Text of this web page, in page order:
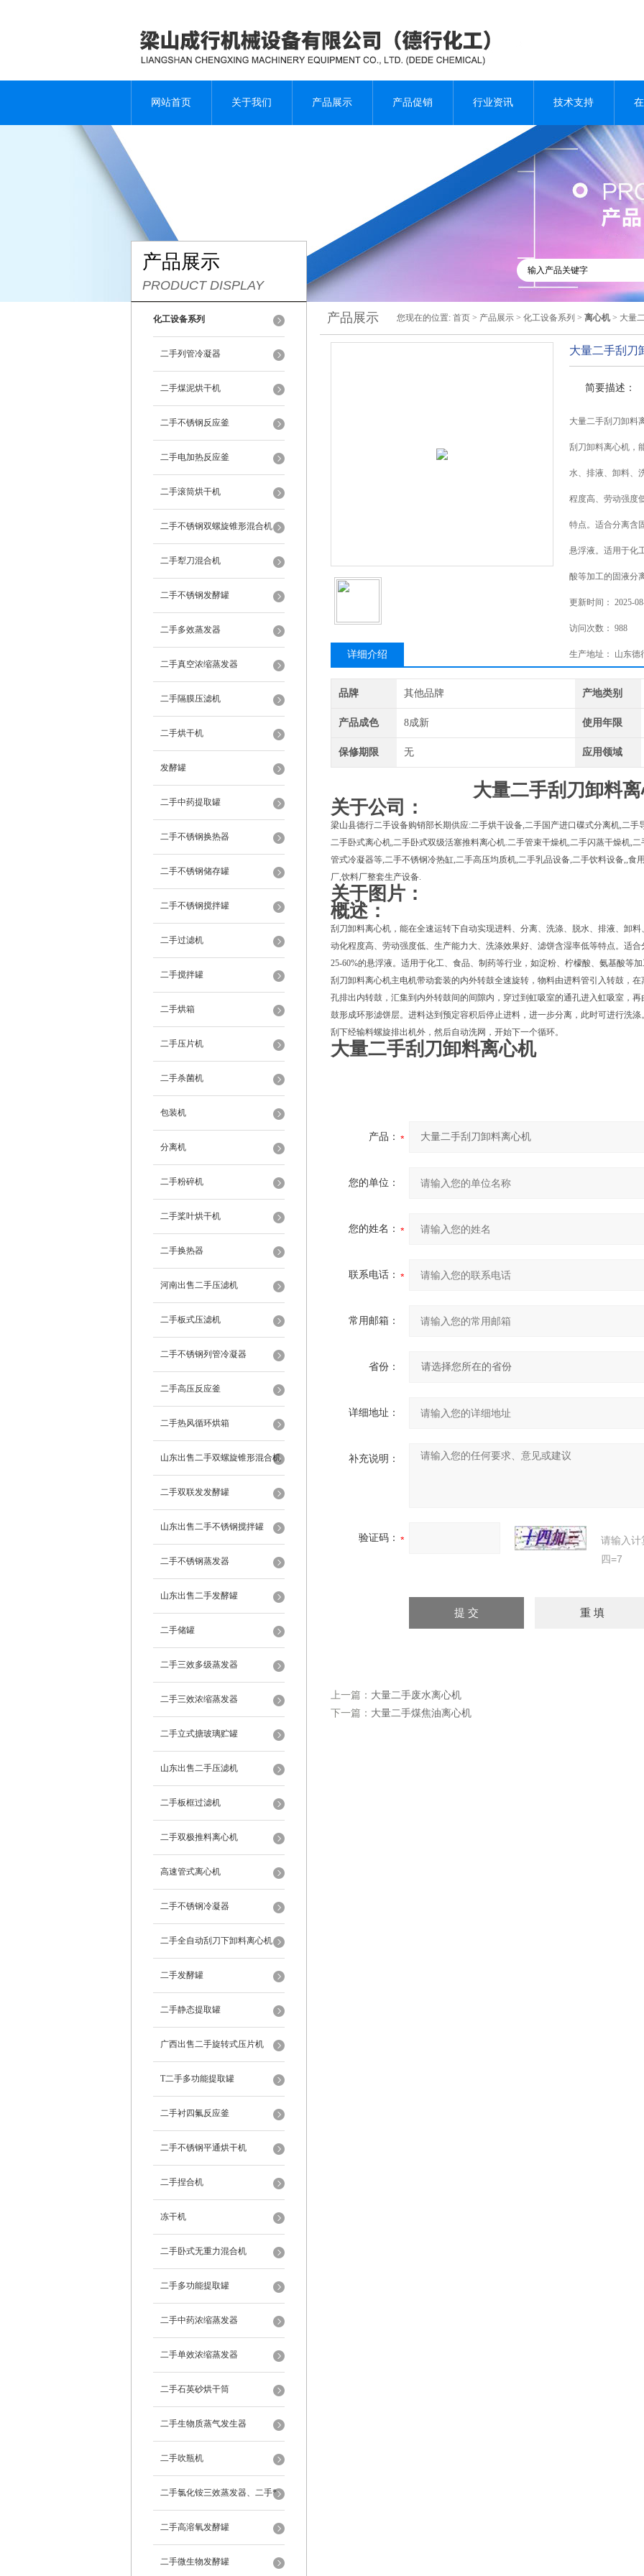
网站首页 关于我们 产品展示 产品促销 行业资讯 技术支持
产品展示
PRODUCT DISPLAY
化工设备系列
二手列管冷凝器
二手煤泥烘干机
二手不锈钢反应釜
二手电加热反应釜
二手滚筒烘干机
二手不锈钢双螺旋锥形混合机
二手犁刀混合机
二手不锈钢发酵罐
二手多效蒸发器
二手真空浓缩蒸发器
二手隔膜压滤机
二手烘干机
发酵罐
二手中药提取罐
二手不锈钢换热器
二手不锈钢储存罐
二手不锈钢搅拌罐
二手过滤机
二手搅拌罐
二手烘箱
二手压片机
二手杀菌机
包装机
分离机
二手粉碎机
二手桨叶烘干机
二手换热器
河南出售二手压滤机
二手板式压滤机
二手不锈钢列管冷凝器
二手高压反应釜
二手热风循环烘箱
山东出售二手双螺旋锥形混合机
二手双联发发酵罐
山东出售二手不锈钢搅拌罐
二手不锈钢蒸发器
山东出售二手发酵罐
二手储罐
二手三效多级蒸发器
二手三效浓缩蒸发器
二手立式搪玻璃贮罐
山东出售二手压滤机
二手板框过滤机
二手双极推料离心机
高速管式离心机
二手不锈钢冷凝器
二手全自动刮刀下卸料离心机
二手发酵罐
二手静态提取罐
广西出售二手旋转式压片机
T二手多功能提取罐
二手衬四氟反应釜
二手不锈钢平通烘干机
二手捏合机
冻干机
二手卧式无重力混合机
二手多功能提取罐
二手中药浓缩蒸发器
二手单效浓缩蒸发器
二手石英砂烘干筒
二手生物质蒸气发生器
二手吹瓶机
二手氯化铵三效蒸发器、二手*
蒸发器
二手高溶氧发酵罐
二手微生物发酵罐
产品展示 您现在的位置: 首页 > 产品展示 > 化工设备系列 > 离心机 > 大量
大量二手刮刀
简要描述：
大量二手刮刀卸料
刮刀卸料离心机，
水、排液、卸料、
程度高、劳动强度
特点。适合分离含
悬浮液。适用于化
酸等加工的固液分
更新时间： 2025-
访问次数： 988
生产地址： 山东德
详细介绍
品牌 其他品牌 产地类别
产品成色 8成新 使用年限
保修期限 无 应用领域
大量二手刮刀卸料
关于公司：
梁山县德行二手设备购销部长期供应:二手烘干设备,二手国产进口碟式分离机,二
二手卧式离心机,二手卧式双级活塞推料离心机.二手管束干燥机,二手闪蒸干燥机,
管式冷凝器等,二手不锈钢冷热缸,二手高压均质机,二手乳品设备,二手饮料设备,,食
厂,饮料厂整套生产设备.
关于图片：
概述：
刮刀卸料离心机，能在全速运转下自动实现进料、分离、洗涤、脱水、排液、卸
动化程度高、劳动强度低、生产能力大、洗涤效果好、滤饼含湿率低等特点。适
25-60%的悬浮液。适用于化工、食品、制药等行业，如淀粉、柠檬酸、氨基酸等
刮刀卸料离心机主电机带动套装的内外转鼓全速旋转，物料由进料管引入转鼓，
孔排出内转鼓，汇集到内外转鼓间的间隙内，穿过到虹吸室的通孔进入虹吸室，
鼓形成环形滤饼层。进料达到预定容积后停止进料，进一步分离，此时可进行洗
刮下经输料螺旋排出机外，然后自动洗网，开始下一个循环。
大量二手刮刀卸料离心机
产品：
您的单位：
您的姓名：
联系电话：
常用邮箱：
省份：
详细地址：
补充说明：
验证码：
请输入计
四=7
上一篇： 大量二手废水离心机
下一篇： 大量二手煤焦油离心机